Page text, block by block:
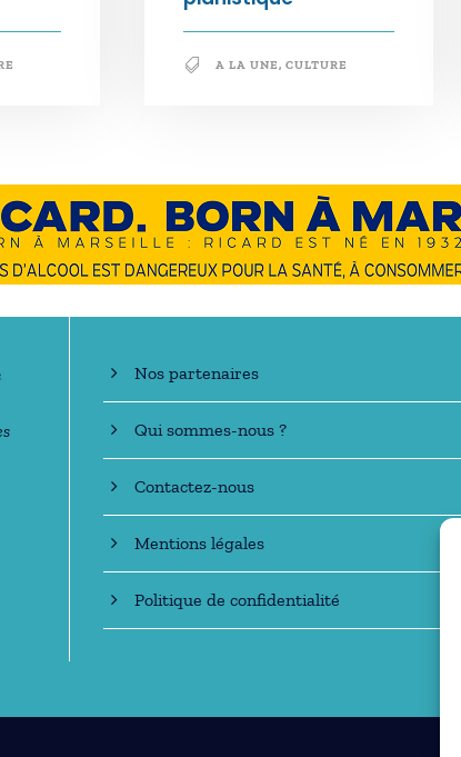
A LA UNE, CULTURE
En savoir +
Nos partenaires
Qui sommes-nous ?
Contactez-nous
Mentions légales
Politique de confidentialité